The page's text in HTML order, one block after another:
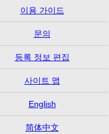
이용 가이드
문의
등록 정보 편집
사이트 맵
English
简体中文